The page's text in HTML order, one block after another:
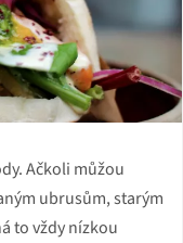
Ačkoli můžou
ubrusům, starým
to vždy nízkou